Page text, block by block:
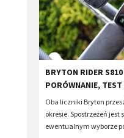
BRYTON RIDER
PORÓWNANIE,
Oba liczniki Bryton
okresie. Spostrzeżeń jest
ewentualnym wyborze